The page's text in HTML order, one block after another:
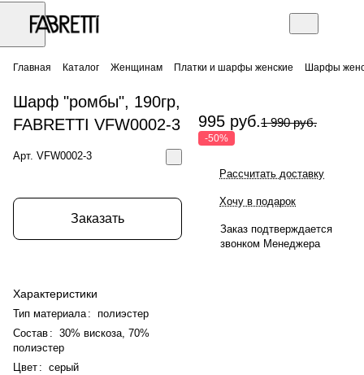
Главная Каталог Женщинам Платки и шарфы женские Шарфы
Шарф "ромбы", 190гр,
FABRETTI VFW0002-3
Арт. VFW0002-3
Заказать
Характеристики
Тип материала : полиэстер
Состав : 30% вискоза, 70%
полиэстер
Цвет : серый
995 руб.1 990 руб.
-50%
Рассчитать доставку
Хочу в подарок
Заказ подтверждается
звонком Менеджера